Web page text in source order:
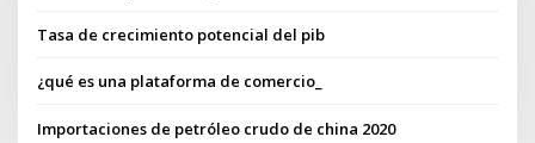
Tasa de crecimiento potencial del pib
¿qué es una plataforma de comercio_
Importaciones de petróleo crudo de china 2020